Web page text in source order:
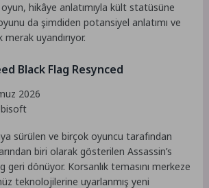
hikâye anlatımıyla kült statüsüne
da şimdiden potansiyel anlatımı ve
uyandırıyor.
Black Flag Resynced
2026
sürülen ve birçok oyuncu tarafından
biri olarak gösterilen Assassin’s
geri dönüyor. Korsanlık temasını merkeze
teknolojilerine uyarlanmış yeni